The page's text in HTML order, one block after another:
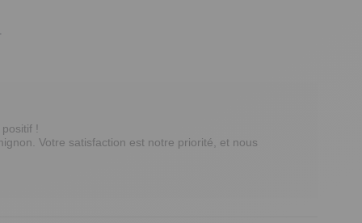
!
Votre satisfaction est notre priorité, et nous